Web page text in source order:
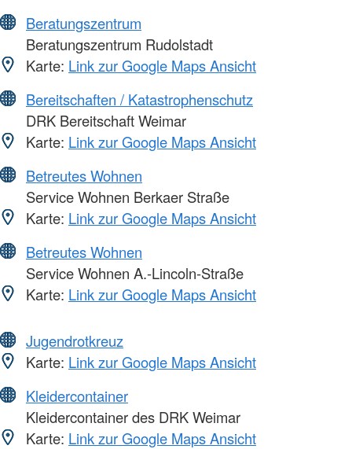
Beratungszentrum
Beratungszentrum Rudolstadt
Karte: Link zur Google Maps Ansicht
Bereitschaften / Katastrophenschutz
DRK Bereitschaft Weimar
Karte: Link zur Google Maps Ansicht
Betreutes Wohnen
Service Wohnen Berkaer Straße
Karte: Link zur Google Maps Ansicht
Betreutes Wohnen
Service Wohnen A.-Lincoln-Straße
Karte: Link zur Google Maps Ansicht
Jugendrotkreuz
Karte: Link zur Google Maps Ansicht
Kleidercontainer
Kleidercontainer des DRK Weimar
Karte: Link zur Google Maps Ansicht